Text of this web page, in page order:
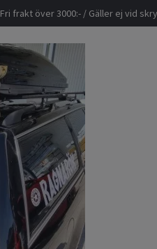
Fri frakt över 3000:- / Gäller ej vid